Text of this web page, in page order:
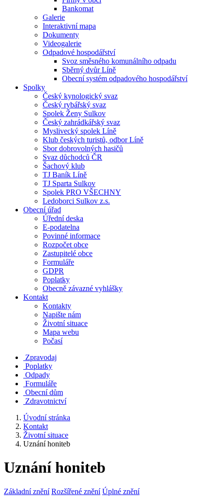
Bankomat
Galerie
Interaktivní mapa
Dokumenty
Videogalerie
Odpadové hospodářství
Svoz směsného komunálního odpadu
Sběrný dvůr Líně
Obecní systém odpadového hospodářství
Spolky
Český kynologický svaz
Český rybářský svaz
Spolek Ženy Sulkov
Český zahrádkářský svaz
Myslivecký spolek Líně
Klub českých turistů, odbor Líně
Sbor dobrovolných hasičů
Svaz důchodců ČR
Šachový klub
TJ Baník Líně
TJ Sparta Sulkov
Spolek PRO VŠECHNY
Ledoborci Sulkov z.s.
Obecní úřad
Úřední deska
E-podatelna
Povinné informace
Rozpočet obce
Zastupitelé obce
Formuláře
GDPR
Poplatky
Obecně závazné vyhlášky
Kontakt
Kontakty
Napište nám
Životní situace
Mapa webu
Počasí
Zpravodaj
Poplatky
Odpady
Formuláře
Obecní dům
Zdravotnictví
Úvodní stránka
Kontakt
Životní situace
Uznání honiteb
Uznání honiteb
Základní znění Rozšířené znění Úplné znění